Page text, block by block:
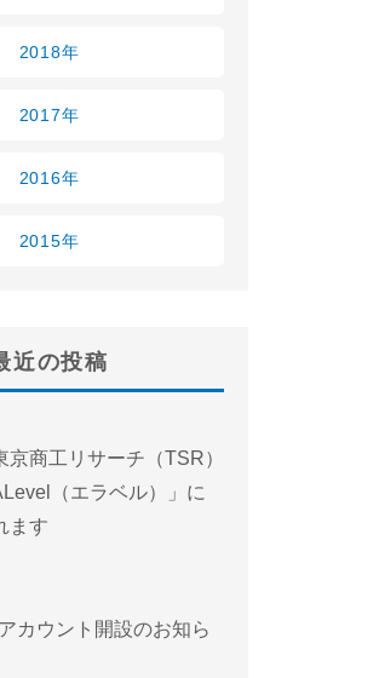
2018年
2017年
2016年
2015年
近の投稿
京商工リサーチ（TSR）
（エラベル）」に
ます
カウント開設のお知ら